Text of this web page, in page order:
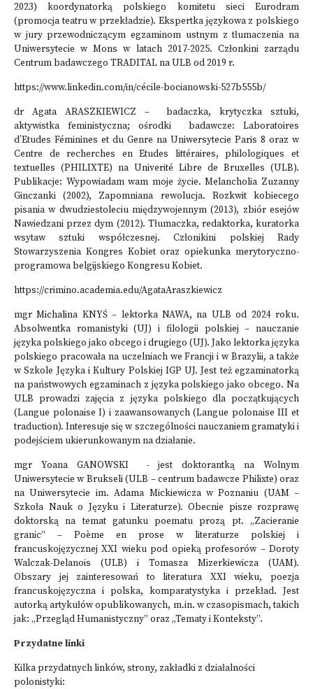
2023) koordynatorką polskiego komitetu sieci Eurodram
(promocja teatru w przekładzie). Ekspertka językowa z polskiego
w jury przewodniczącym egzaminom ustnym z tłumaczenia na
Uniwersytecie w Mons w latach 2017-2025. Członkini zarządu
Centrum badawczego TRADITAL na ULB od 2019 r.
https://www.linkedin.com/in/cécile-bocianowski-527b555b/
dr Agata ARASZKIEWICZ – badaczka, krytyczka sztuki,
aktywistka feministyczna; ośrodki badawcze: Laboratoires
d’Etudes Féminines et du Genre na Uniwersytecie Paris 8 oraz w
Centre de recherches en Etudes littéraires, philologiques et
textuelles (PHILIXTE) na Univerité Libre de Bruxelles (ULB).
Publikacje: Wypowiadam wam moje życie. Melancholia Zuzanny
Ginczanki (2002), Zapomniana rewolucja. Rozkwit kobiecego
pisania w dwudziestoleciu międzywojennym (2013), zbiór esejów
Nawiedzani przez dym (2012). Tłumaczka, redaktorka, kuratorka
wsytaw sztuki współczesnej. Członikini polskiej Rady
Stowarzyszenia Kongres Kobiet oraz opiekunka merytoryczno-
programowa belgijskiego Kongresu Kobiet.
https://crimino.academia.edu/AgataAraszkiewicz
mgr Michalina KNYŚ – lektorka NAWA, na ULB od 2024 roku.
Absolwentka romanistyki (UJ) i filologii polskiej – nauczanie
języka polskiego jako obcego i drugiego (UJ). Jako lektorka języka
polskiego pracowała na uczelniach we Francji i w Brazylii, a także
w Szkole Języka i Kultury Polskiej IGP UJ. Jest też egzaminatorką
na państwowych egzaminach z języka polskiego jako obcego. Na
ULB prowadzi zajęcia z języka polskiego dla początkujących
(Langue polonaise I) i zaawansowanych (Langue polonaise III et
traduction). Interesuje się w szczególności nauczaniem gramatyki i
podejściem ukierunkowanym na działanie.
mgr Yoana GANOWSKI - jest doktorantką na Wolnym
Uniwersytecie w Brukseli (ULB – centrum badawcze Philixte) oraz
na Uniwersytecie im. Adama Mickiewicza w Poznaniu (UAM –
Szkoła Nauk o Języku i Literaturze). Obecnie pisze rozprawę
doktorską na temat gatunku poematu prozą pt. „Zacieranie
granic” – Poème en prose w literaturze polskiej i
francuskojęzycznej XXI wieku pod opieką profesorów – Doroty
Walczak-Delanois (ULB) i Tomasza Mizerkiewicza (UAM).
Obszary jej zainteresowań to literatura XXI wieku, poezja
francuskojęzyczna i polska, komparatystyka i przekład. Jest
autorką artykułów opublikowanych, m.in. w czasopismach, takich
jak: „Przegląd Humanistyczny” oraz „Tematy i Konteksty”.
Przydatne linki
Kilka przydatnych linków, strony, zakładki z działalności
polonistyki: